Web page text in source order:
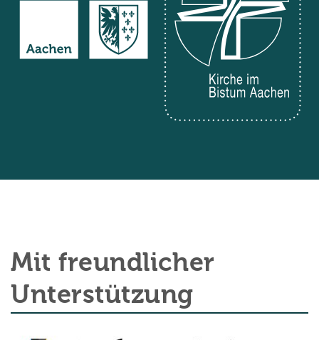
Mit freundlicher
Unterstützung